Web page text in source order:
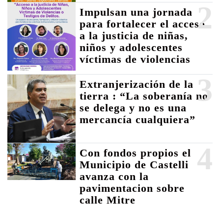
2
Impulsan una jornada
para fortalecer el acceso
a la justicia de niñas,
niños y adolescentes
víctimas de violencias
3
Extranjerización de la
tierra : “La soberanía no
se delega y no es una
mercancía cualquiera”
4
Con fondos propios el
Municipio de Castelli
avanza con la
pavimentacion sobre
calle Mitre